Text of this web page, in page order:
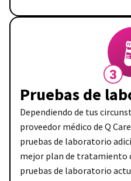
Pruebas de
Dependiendo de tus
proveedor médico de Q
pruebas de laboratorio
mejor plan de tratamiento
pruebas de laboratorio